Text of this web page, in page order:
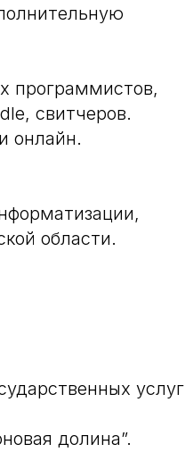
программистов,
свитчеров.
онлайн.
области.
услуг
долина”.